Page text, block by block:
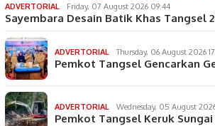
ADVERTORIAL Friday, 07 August 2026 09:44
Sayembara Desain Batik Khas Tangsel
ADVERTORIAL Thursday, 06 August 2026
Pemkot Tangsel Gencarkan
ADVERTORIAL Wednesday, 05 August
Pemkot Tangsel Keruk